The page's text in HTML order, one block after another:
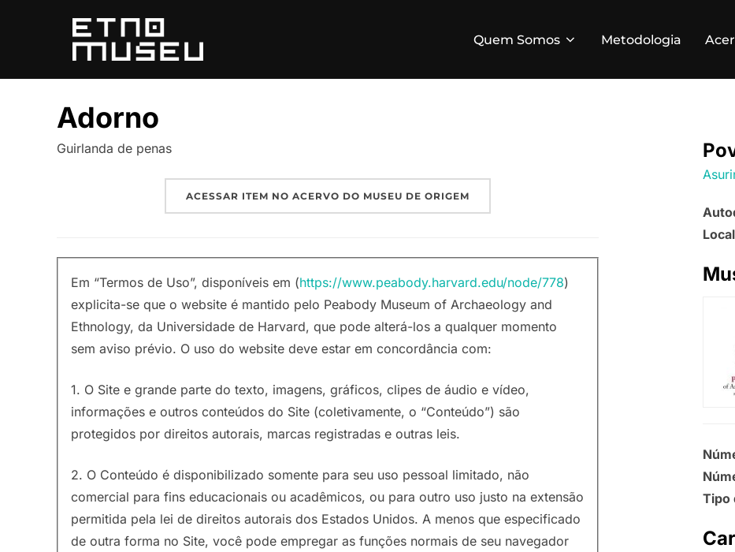
conteúdo
Quem Somos Metodologia
Adorno
Guirlanda de penas
ACESSAR ITEM NO ACERVO DO MUSEU DE ORIGEM
Em “Termos de Uso”, disponíveis em (https://www.peabody.harvard.edu/node/778)
explicita-se que o website é mantido pelo Peabody Museum of Archaeology and
Ethnology, da Universidade de Harvard, que pode alterá-los a qualquer momento
sem aviso prévio. O uso do website deve estar em concordância com:
1. O Site e grande parte do texto, imagens, gráficos, clipes de áudio e vídeo,
informações e outros conteúdos do Site (coletivamente, o “Conteúdo”) são
protegidos por direitos autorais, marcas registradas e outras leis.
2. O Conteúdo é disponibilizado somente para seu uso pessoal limitado, não
comercial para fins educacionais ou acadêmicos, ou para outro uso justo na extensão
permitida pela lei de direitos autorais dos Estados Unidos. A menos que especificado
de outra forma no Site, você pode empregar as funções normais de seu navegador
Tipo